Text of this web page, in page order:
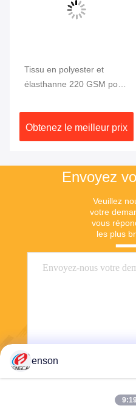
Tissu en polyester et
élasthanne 220 GSM pour
vêtements de sport
Obtenez le meilleur prix
Envoyez
Veuillez
votre
vous
les plus
enson